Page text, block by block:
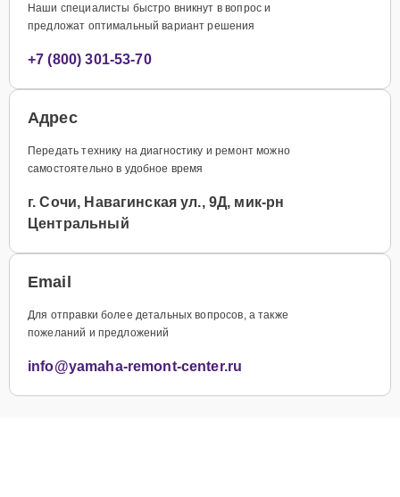
Наши специалисты быстро вникнут в вопрос и
предложат оптимальный вариант решения
+7 (800) 301-53-70
Адрес
Передать технику на диагностику и ремонт можно
самостоятельно в удобное время
г. Сочи, Навагинская ул., 9Д, мик-рн
Центральный
Email
Для отправки более детальных вопросов, а также
пожеланий и предложений
info@yamaha-remont-center.ru